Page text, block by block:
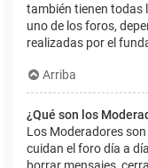
también tienen todas
uno de los foros,
realizadas por el
Arriba
¿Qué son los
Los Moderadores
cuidan el foro día a
borrar mensajes,